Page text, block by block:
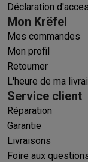
Déclaration
Mon Krëfel
Mes commandes
Mon profil
Retourner
L'heure de ma
Service client
Réparation
Garantie
Livraisons
Foire aux